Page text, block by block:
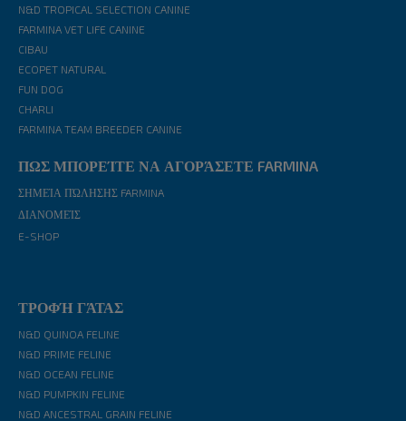
N&D TROPICAL SELECTION CANINE
FARMINA VET LIFE CANINE
CIBAU
ECOPET NATURAL
FUN DOG
CHARLI
FARMINA TEAM BREEDER CANINE
ΠΩΣ ΜΠΟΡΕΊΤΕ ΝΑ ΑΓΟΡΆΣΕΤΕ FARMINA
ΣΗΜΕΊΑ ΠΏΛΗΣΗΣ FARMINA
ΔΙΑΝΟΜΕΊΣ
E-SHOP
ΤΡΟΦΉ ΓΆΤΑΣ
N&D QUINOA FELINE
N&D PRIME FELINE
N&D OCEAN FELINE
N&D PUMPKIN FELINE
N&D ANCESTRAL GRAIN FELINE